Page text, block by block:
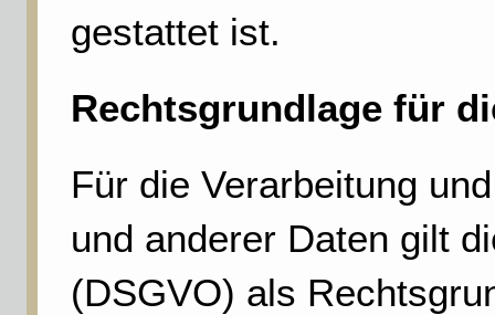
gestattet ist.
Rechtsgrundlage für
Für die Verarbeitung
und anderer Daten gilt
(DSGVO) als